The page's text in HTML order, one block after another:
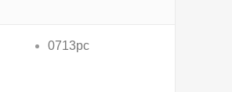
0713pc